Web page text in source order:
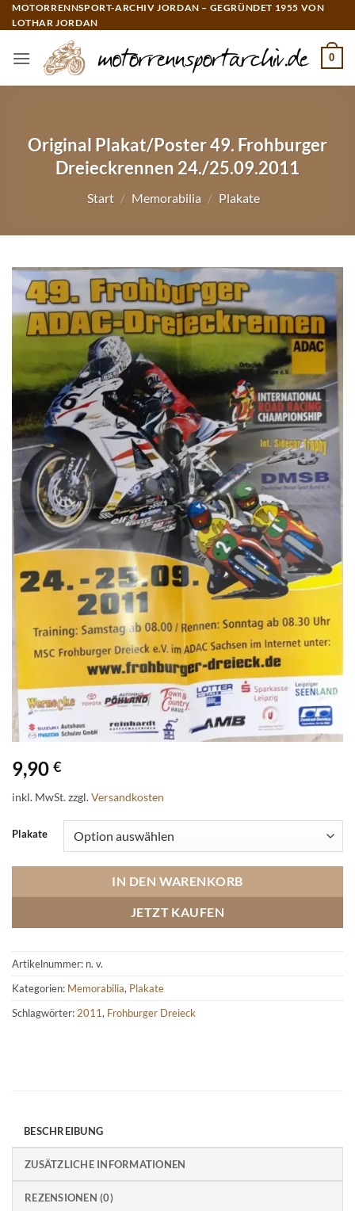
Zum
Inhalt
MOTORRENNSPORT-ARCHIV JORDAN – GEGRÜNDET 1955 VON
LOTHAR JORDAN
0
Original Plakat/Poster 49. Frohburger
Dreieckrennen 24./25.09.2011
Start / Memorabilia / Plakate
9,90 €
inkl. MwSt.zzgl.Versandkosten
Plakate
IN DEN WARENKORB
JETZT KAUFEN
Artikelnummer: n. v.
Kategorien: Memorabilia, Plakate
Schlagwörter: 2011, Frohburger Dreieck
BESCHREIBUNG
ZUSÄTZLICHE INFORMATIONEN
REZENSIONEN (0)